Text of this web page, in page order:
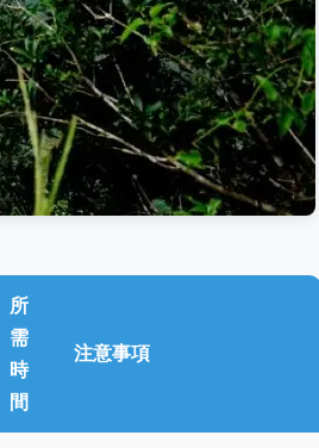
所
需
時
間
注意事項